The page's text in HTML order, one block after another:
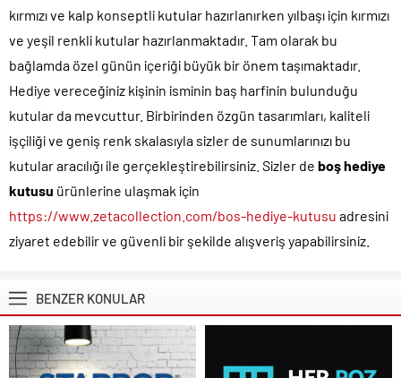
kırmızı ve kalp konseptli kutular hazırlanırken yılbaşı için kırmızı
ve yeşil renkli kutular hazırlanmaktadır. Tam olarak bu
bağlamda özel günün içeriği büyük bir önem taşımaktadır.
Hediye vereceğiniz kişinin isminin baş harfinin bulunduğu
kutular da mevcuttur. Birbirinden özgün tasarımları, kaliteli
işçiliği ve geniş renk skalasıyla sizler de sunumlarınızı bu
kutular aracılığı ile gerçekleştirebilirsiniz. Sizler de boş hediye
kutusu ürünlerine ulaşmak için
https://www.zetacollection.com/bos-hediye-kutusu adresini
ziyaret edebilir ve güvenli bir şekilde alışveriş yapabilirsiniz.
BENZER KONULAR